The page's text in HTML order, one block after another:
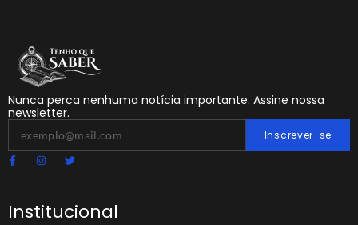
Nunca perca nenhuma notícia importante. Assine nossa
newsletter.
Inscrever-se
Institucional